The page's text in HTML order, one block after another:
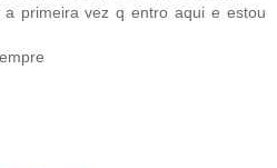
primeira vez q entro aqui e estou